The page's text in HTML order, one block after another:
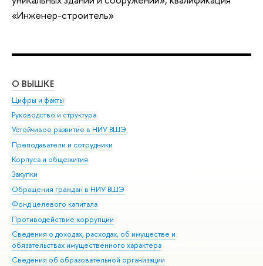
«Инженер-строитель»
О ВЫШКЕ
Цифры и факты
Руководство и структура
Устойчивое развитие в НИУ ВШЭ
Преподаватели и сотрудники
Корпуса и общежития
Закупки
Обращения граждан в НИУ ВШЭ
Фонд целевого капитала
Противодействие коррупции
Сведения о доходах, расходах, об имуществе и
обязательствах имущественного характера
Сведения об образовательной организации